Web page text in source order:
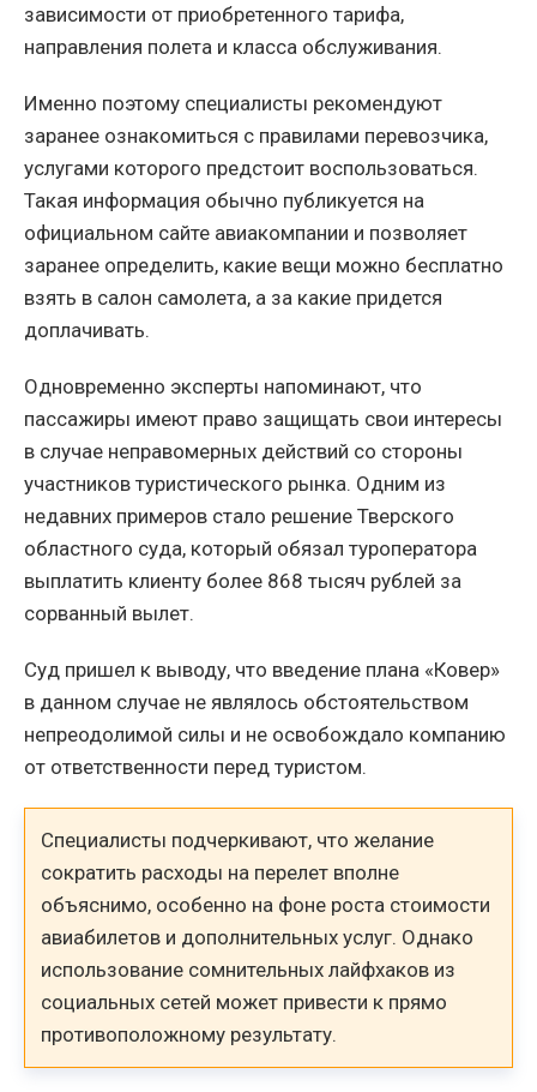
зависимости от приобретенного тарифа,
направления полета и класса обслуживания.
Именно поэтому специалисты рекомендуют
заранее ознакомиться с правилами перевозчика,
услугами которого предстоит воспользоваться.
Такая информация обычно публикуется на
официальном сайте авиакомпании и позволяет
заранее определить, какие вещи можно бесплатно
взять в салон самолета, а за какие придется
доплачивать.
Одновременно эксперты напоминают, что
пассажиры имеют право защищать свои интересы
в случае неправомерных действий со стороны
участников туристического рынка. Одним из
недавних примеров стало решение Тверского
областного суда, который обязал туроператора
выплатить клиенту более 868 тысяч рублей за
сорванный вылет.
Суд пришел к выводу, что введение плана «Ковер»
в данном случае не являлось обстоятельством
непреодолимой силы и не освобождало компанию
от ответственности перед туристом.
Специалисты подчеркивают, что желание
сократить расходы на перелет вполне
объяснимо, особенно на фоне роста стоимости
авиабилетов и дополнительных услуг. Однако
использование сомнительных лайфхаков из
социальных сетей может привести к прямо
противоположному результату.